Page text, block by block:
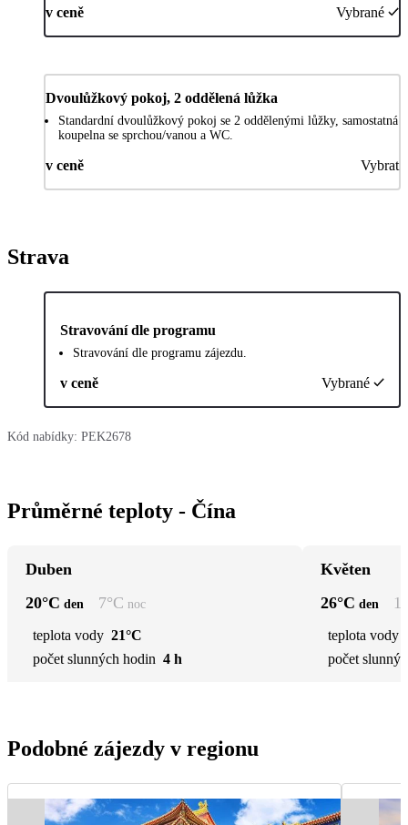
v ceně Vybrané
Dvoulůžkový pokoj, 2 oddělená lůžka
Standardní dvoulůžkový pokoj se 2 oddělenými lůžky, samostatná
koupelna se sprchou/vanou a WC.
v ceně Vybrat
Strava
Stravování dle programu
Stravování dle programu zájezdu.
v ceně Vybrané
Kód nabídky: PEK2678
Průměrné teploty - Čína
Duben
20°C den 7°C noc
teplota vody 21°C
počet slunných hodin 4 h
Květen
26°C den
teplota vody
počet
Podobné zájezdy v regionu